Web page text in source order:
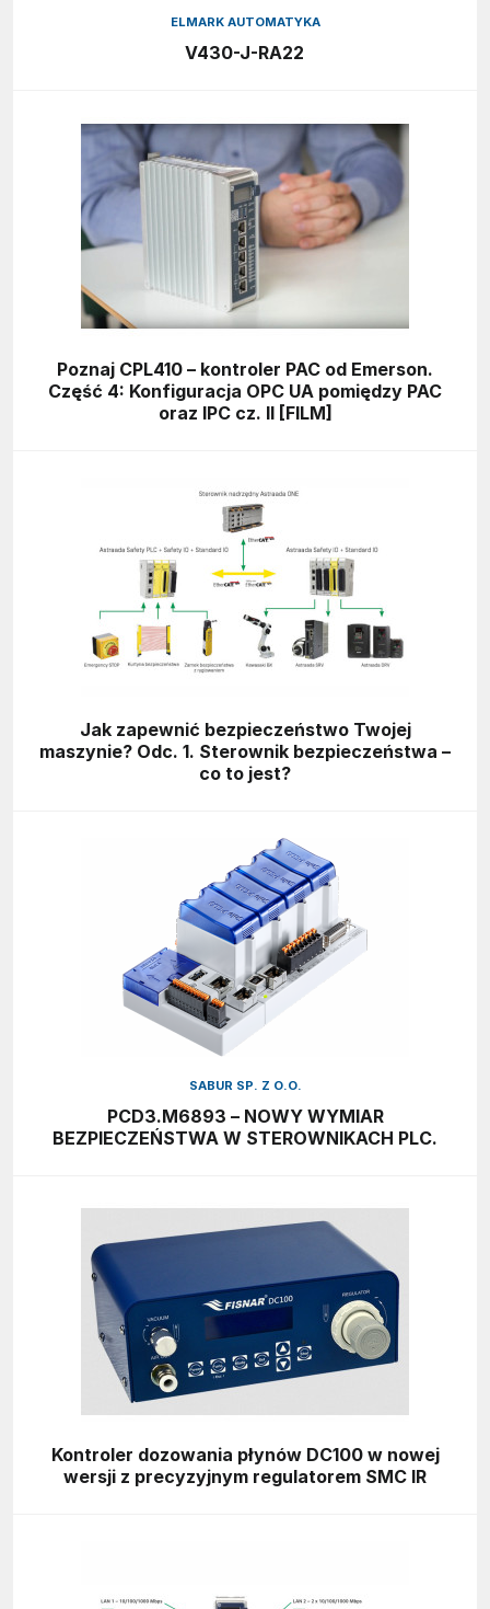
ELMARK AUTOMATYKA
V430-J-RA22
Poznaj CPL410 – kontroler PAC od Emerson.
Część 4: Konfiguracja OPC UA pomiędzy PAC
oraz IPC cz. II [FILM]
Jak zapewnić bezpieczeństwo Twojej
maszynie? Odc. 1. Sterownik bezpieczeństwa –
co to jest?
SABUR SP. Z O.O.
PCD3.M6893 – NOWY WYMIAR
BEZPIECZEŃSTWA W STEROWNIKACH PLC.
Kontroler dozowania płynów DC100 w nowej
wersji z precyzyjnym regulatorem SMC IR